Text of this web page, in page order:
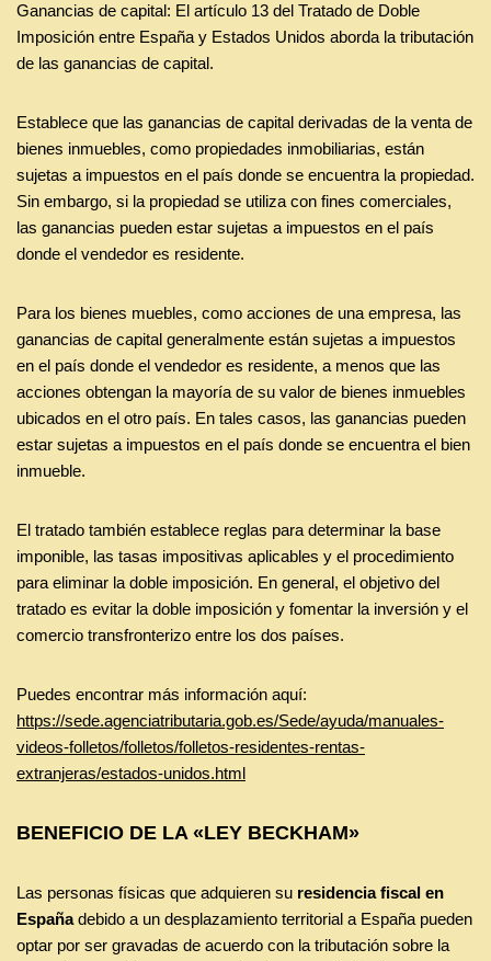
Ganancias de capital: El artículo 13 del Tratado de Doble
Imposición entre España y Estados Unidos aborda la tributación
de las ganancias de capital.
Establece que las ganancias de capital derivadas de la venta de
bienes inmuebles, como propiedades inmobiliarias, están
sujetas a impuestos en el país donde se encuentra la propiedad.
Sin embargo, si la propiedad se utiliza con fines comerciales,
las ganancias pueden estar sujetas a impuestos en el país
donde el vendedor es residente.
Para los bienes muebles, como acciones de una empresa, las
ganancias de capital generalmente están sujetas a impuestos
en el país donde el vendedor es residente, a menos que las
acciones obtengan la mayoría de su valor de bienes inmuebles
ubicados en el otro país. En tales casos, las ganancias pueden
estar sujetas a impuestos en el país donde se encuentra el bien
inmueble.
El tratado también establece reglas para determinar la base
imponible, las tasas impositivas aplicables y el procedimiento
para eliminar la doble imposición. En general, el objetivo del
tratado es evitar la doble imposición y fomentar la inversión y el
comercio transfronterizo entre los dos países.
Puedes encontrar más información aquí:
https://sede.agenciatributaria.gob.es/Sede/ayuda/manuales-
videos-folletos/folletos/folletos-residentes-rentas-
extranjeras/estados-unidos.html
BENEFICIO DE LA «LEY BECKHAM»
Las personas físicas que adquieren su residencia fiscal en
Españadebido a un desplazamiento territorial a España pueden
optar por ser gravadas de acuerdo con la tributación sobre la